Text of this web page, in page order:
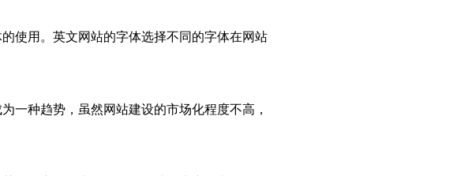
使用。英文网站的字体选择不同的字体在网站
一种趋势，虽然网站建设的市场化程度不高，